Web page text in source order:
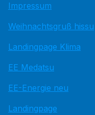
Impressum
Weihnachtsgruß hissu
Landingpage Klima
EE Medatsu
EE-Energie neu
Landingpage